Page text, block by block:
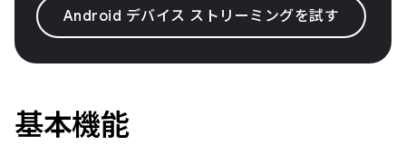
Android デバイス ストリーミングを試す
基本機能